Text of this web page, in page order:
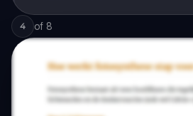
4 of 8